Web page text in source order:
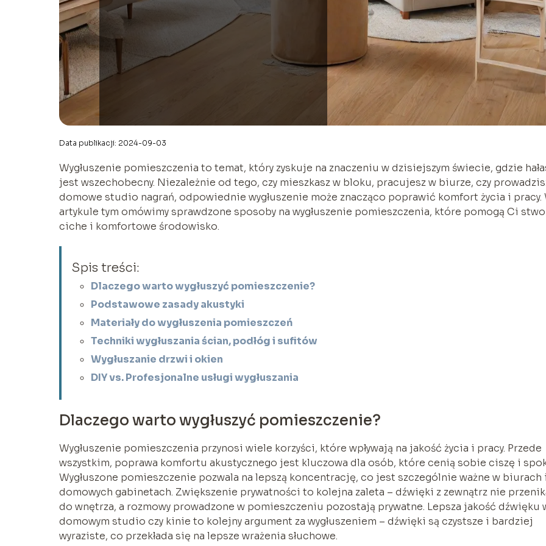
Data publikacji: 2024-09-03
Wygłuszenie pomieszczenia to temat, który zyskuje na znaczeniu w dzisiejszym świecie, gdzie
jest wszechobecny. Niezależnie od tego, czy mieszkasz w bloku, pracujesz w biurze, czy
domowe studio nagrań, odpowiednie wygłuszenie może znacząco poprawić komfort życia i pracy.
artykule tym omówimy sprawdzone sposoby na wygłuszenie pomieszczenia, które pomogą Ci
ciche i komfortowe środowisko.
Spis treści:
Dlaczego warto wygłuszyć pomieszczenie?
Podstawowe zasady akustyki
Materiały do wygłuszenia pomieszczeń
Techniki wygłuszania ścian, podłóg i sufitów
Wygłuszanie drzwi i okien
DIY vs. Profesjonalne usługi wygłuszania
Dlaczego warto wygłuszyć pomieszczenie?
Wygłuszenie pomieszczenia przynosi wiele korzyści, które wpływają na jakość życia i pracy. Przede
wszystkim, poprawa komfortu akustycznego jest kluczowa dla osób, które cenią sobie ciszę i
Wygłuszone pomieszczenie pozwala na lepszą koncentrację, co jest szczególnie ważne w biurach i
domowych gabinetach. Zwiększenie prywatności to kolejna zaleta – dźwięki z zewnątrz nie
do wnętrza, a rozmowy prowadzone w pomieszczeniu pozostają prywatne. Lepsza jakość dźwięku
domowym studio czy kinie to kolejny argument za wygłuszeniem – dźwięki są czystsze i bardziej
wyraziste, co przekłada się na lepsze wrażenia słuchowe.